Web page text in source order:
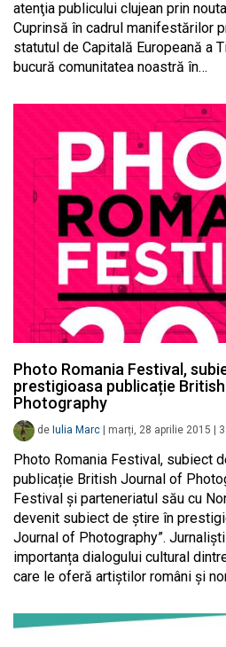
atenţia publicului clujean prin
Cuprinsă în cadrul manifestărilor
statutul de Capitală Europeană a
bucură comunitatea noastră în…
Photo Romania Festival,
prestigioasa publicație
Photography
de Iulia Marc marți, 28 aprilie 2015 3
Photo Romania Festival, subiect
publicație British Journal of
Festival și parteneriatul său cu
devenit subiect de știre în
Journal of Photography”.
importanța dialogului cultural
care le oferă artiștilor români și